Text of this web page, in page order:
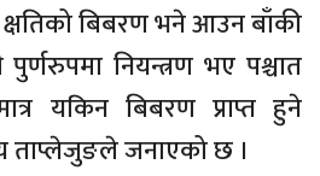
बिबरण भने आउन बाँकी
नियन्त्रण भए पश्चात
यकिन बिबरण प्राप्त हुने
ताप्लेजुङले जनाएको छ ।